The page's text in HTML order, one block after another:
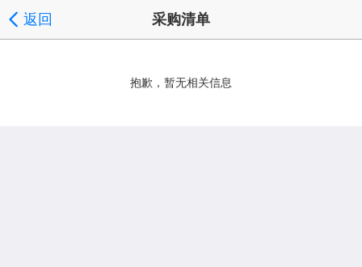
返回 采购清单
抱歉，暂无相关信息